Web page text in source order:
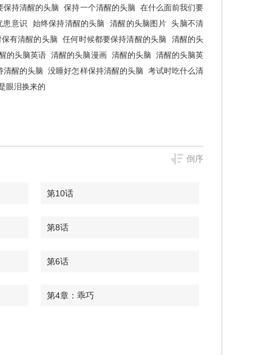
保持清醒的头脑
保持一个清醒的头脑 在什么面前我们要
患意识
始终保持清醒的头脑 清醒的头脑图片 头脑不清
有清醒的头脑
任何时候都要保持清醒的头脑
清醒的头
的头脑英语 清醒的头脑漫画 清醒的头脑 清醒的头脑英
清醒的头脑
没睡好怎样保持清醒的头脑 考试时吃什么清
眼泪换来的
倒序
第10话
第8话
第6话
第4章：乖巧